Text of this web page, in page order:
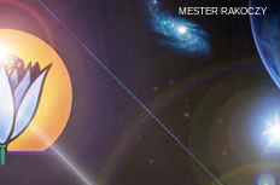
MESTER RAKOCZY